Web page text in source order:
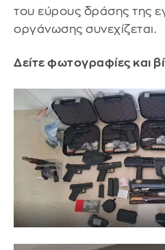
του εύρους δράσης της
οργάνωσης συνεχίζεται.
Δείτε φωτογραφίες και